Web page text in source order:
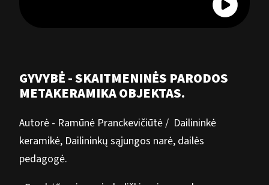
GYVYBĖ - SKAITMENINĖS PARODOS
METAKERAMIKA OBJEKTAS.
Autorė - Ramūnė Pranckevičiūtė / Dailininkė
keramikė, Dailininkų sąjungos narė, dailės
pedagogė.